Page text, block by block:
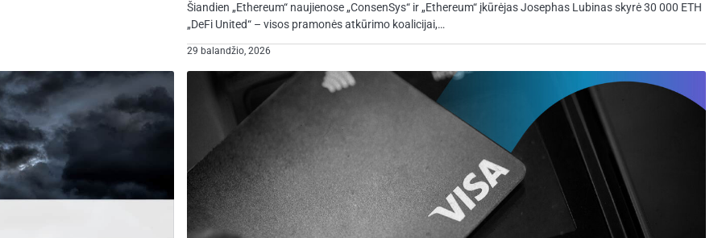
Šiandien „Ethereum“ naujienose „ConsenSys“ ir „Ethereum“ įkūrėjas Josephas Lubinas skyrė 30 000 ETH
„DeFi United“ – visos pramonės atkūrimo koalicijai,…
29 balandžio, 2026